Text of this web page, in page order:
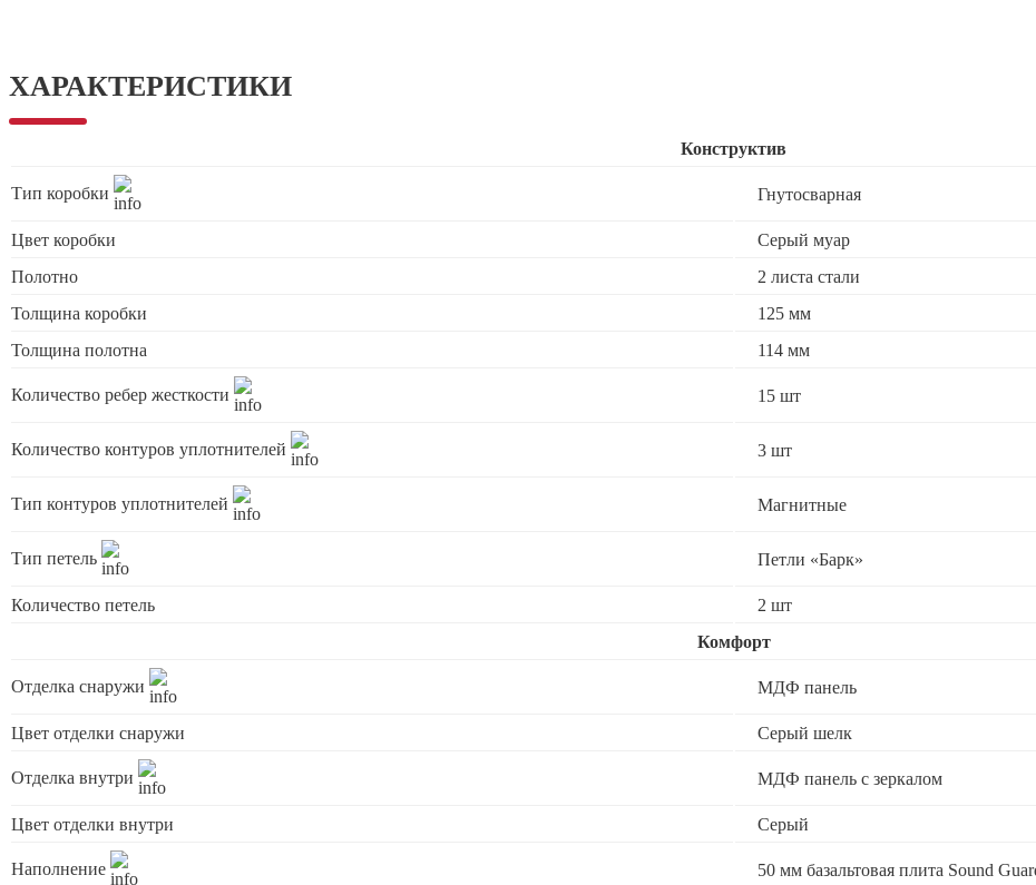
ХАРАКТЕРИСТИКИ
Конструктив
Тип коробки Гнутосварная
Цвет коробки
Серый муар
Полотно
2 листа стали
Толщина коробки
125 мм
Толщина полотна
114 мм
Количество ребер жесткости 15 шт
Количество контуров уплотнителей 3 шт
Тип контуров уплотнителей Магнитные
Тип петель Петли «Барк»
Количество петель
2 шт
Комфорт
Отделка снаружи МДФ панель
Цвет отделки снаружи Серый шелк
Отделка внутри МДФ панель с зеркалом
Цвет отделки внутри Серый
Наполнение 50 мм базальтовая плита Sound